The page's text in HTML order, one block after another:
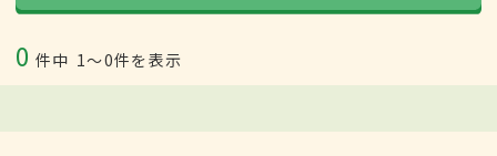
0 件中 1〜0件を表示